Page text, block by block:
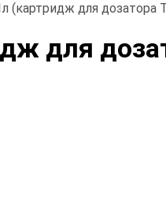
для дозатора
для